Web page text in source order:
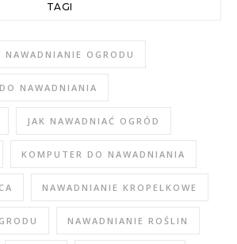
TAGI
OGRODU
NAWADNIANIA
JAK NAWADNIAĆ OGRÓD
KOMPUTER DO NAWADNIANIA
NAWADNIANIE KROPELKOWE
NAWADNIANIE ROŚLIN